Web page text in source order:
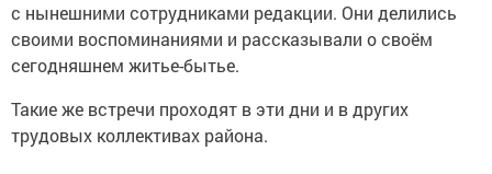
с нынешними сотрудниками редакции. Они делились
своими воспоминаниями и рассказывали о своём
сегодняшнем житье-бытье.
Такие же встречи проходят в эти дни и в других
трудовых коллективах района.